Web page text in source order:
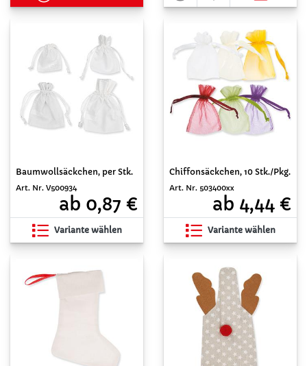
Baumwollsäckchen, per Stk.
Art. Nr. V500934
ab 0,87 €
Variante wählen
Chiffonsäckchen, 10 Stk./Pkg.
Art. Nr. 503400xx
ab 4,44 €
Variante wählen